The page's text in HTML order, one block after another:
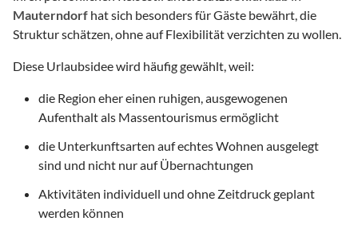
Mauterndorf hat sich besonders für Gäste bewährt, die
Struktur schätzen, ohne auf Flexibilität verzichten zu wollen.
Diese Urlaubsidee wird häufig gewählt, weil:
die Region eher einen ruhigen, ausgewogenen
Aufenthalt als Massentourismus ermöglicht
die Unterkunftsarten auf echtes Wohnen ausgelegt
sind und nicht nur auf Übernachtungen
Aktivitäten individuell und ohne Zeitdruck geplant
werden können